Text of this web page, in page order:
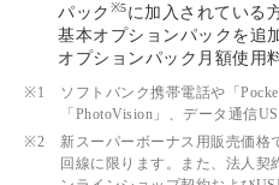
パック ※5に加入されている
基本オプションパックを追
オプションパック月額使用
※1
ソフトバンク携帯電話や「
「PhotoVision」、データ通信
※2
新スーパーボーナス用販売価格
回線に限ります。また、法人契